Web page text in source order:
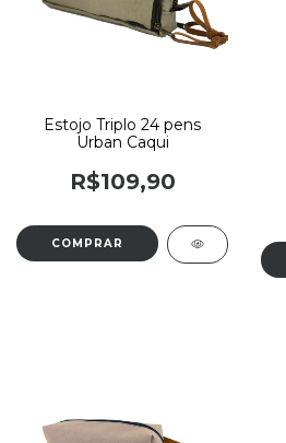
Estojo Triplo 24 pens
Urban Caqui
R$109,90